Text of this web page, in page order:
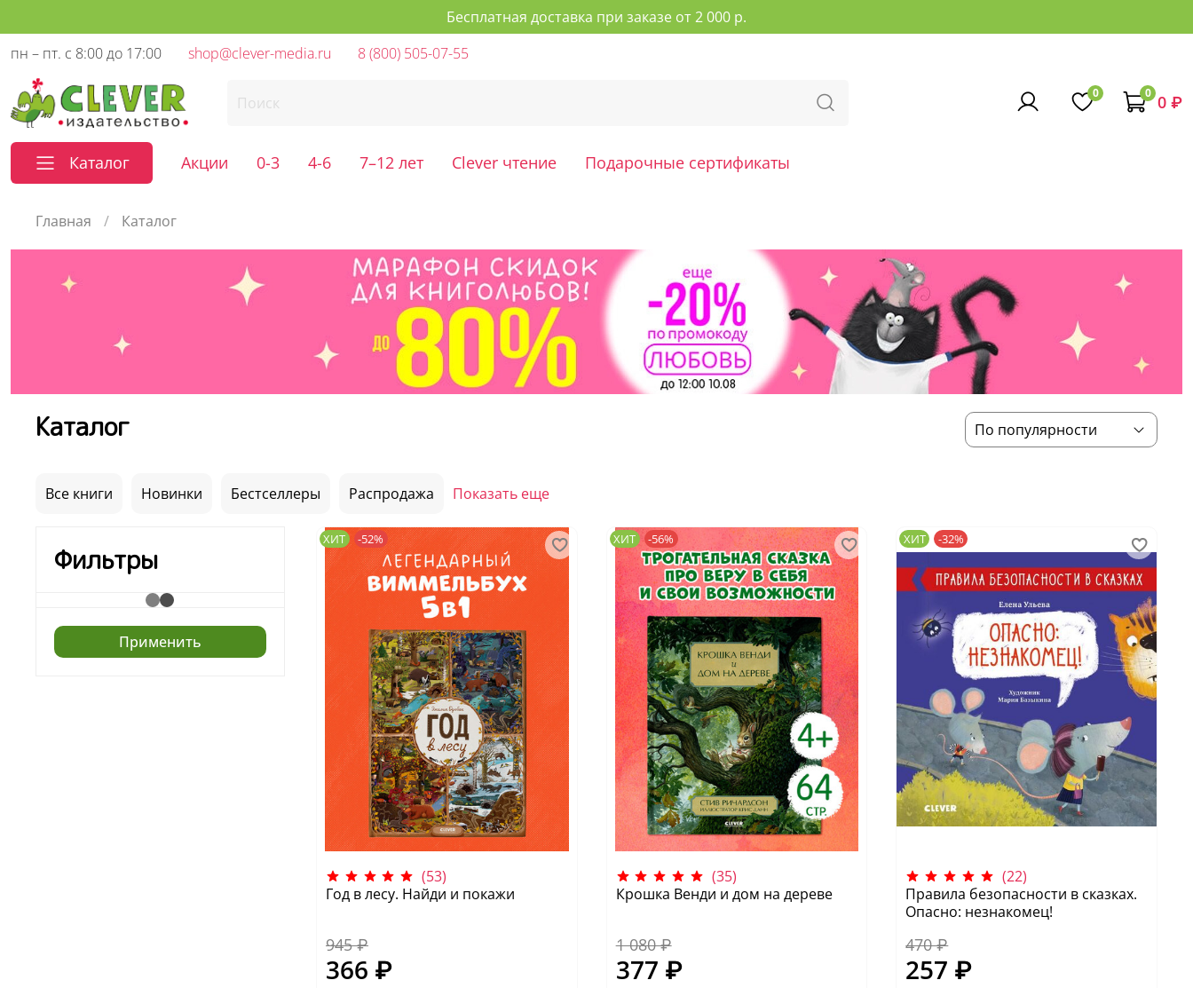
Бесплатная доставка при заказе от 2 000 р.
пн – пт. с 8:00 до 17:00
shop@clever-media.ru 8 (800) 505-07-55
0 0 0 ₽
Каталог Акции 0-3 4-6 7–12 лет Clever чтение Подарочные сертификаты
Главная Каталог
Каталог
Все книги Новинки Бестселлеры Распродажа Показать еще
ХИТ -52%
(53)
Год в лесу. Найди и покажи
945 ₽
366 ₽
ХИТ -56%
(35)
Крошка Венди и дом на дереве
1 080 ₽
377 ₽
ХИТ -32%
(22)
Правила безопасности в сказках.
Опасно: незнакомец!
470 ₽
257 ₽
Фильтры
Применить